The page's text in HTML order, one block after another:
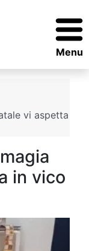
Menu
vi aspetta
in vico